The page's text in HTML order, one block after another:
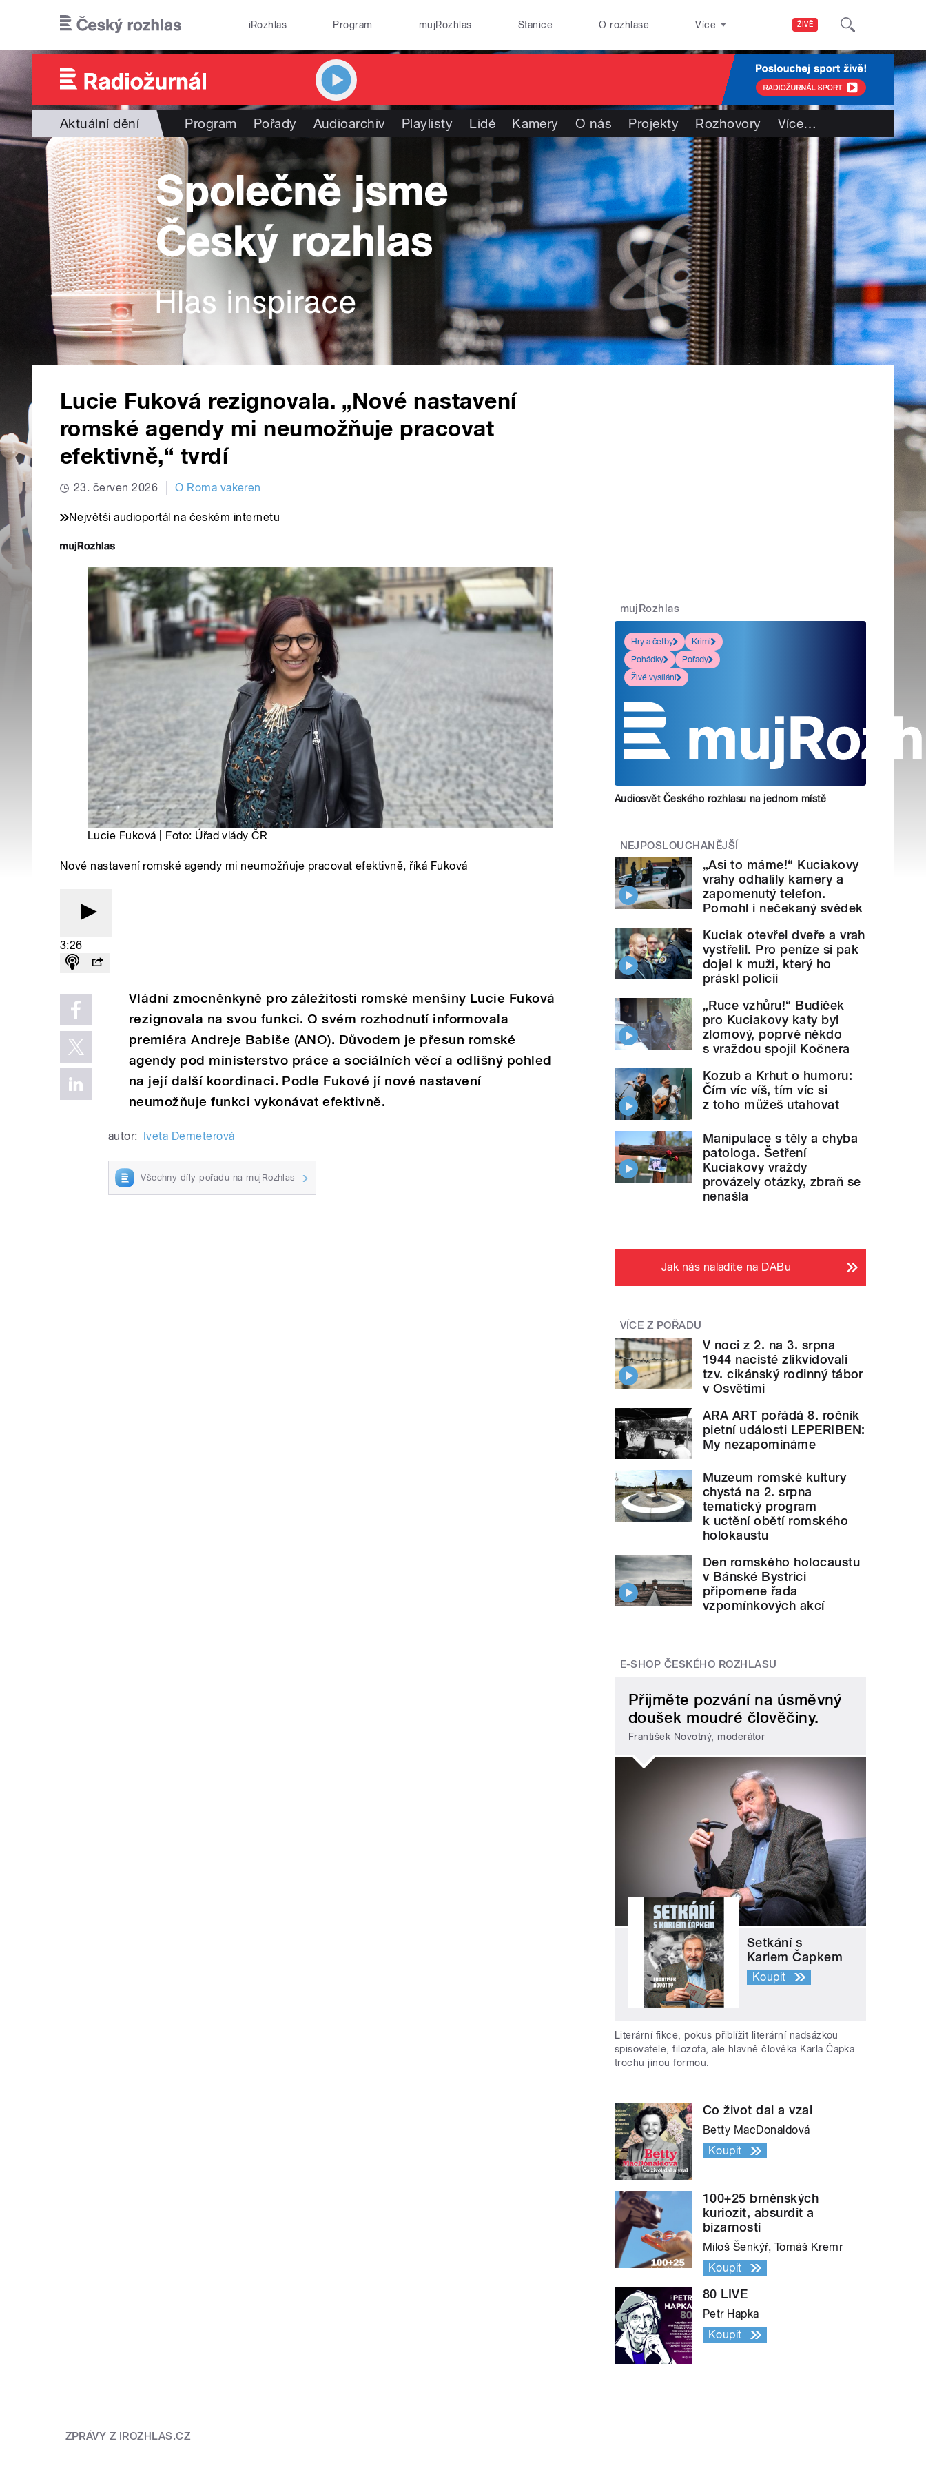
ŽIVĚ
iRozhlas Program mujRozhlas Stanice O rozhlase Více
Aktuální dění Program Pořady Audioarchiv Playlisty Lidé Kamery O nás Projekty Rozhovory Více…
Lucie Fuková rezignovala. „Nové nastavení
romské agendy mi neumožňuje pracovat
efektivně,“ tvrdí
23. červen 2026 O Roma vakeren
Největší audioportál na českém internetu
Lucie Fuková | Foto: Úřad vlády ČR
Nové nastavení romské agendy mi neumožňuje pracovat efektivně, říká Fuková
3:26
Vládní zmocněnkyně pro záležitosti romské menšiny Lucie Fuková
rezignovala na svou funkci. O svém rozhodnutí informovala
premiéra Andreje Babiše (ANO). Důvodem je přesun romské
agendy pod ministerstvo práce a sociálních věcí a odlišný pohled
na její další koordinaci. Podle Fukové jí nové nastavení
neumožňuje funkci vykonávat efektivně.
autor: Iveta Demeterová
Všechny díly pořadu na mujRozhlas
mujRozhlas
Hry a četby
Krimi
Pohádky
Pořady
Živé vysílání
Audiosvět Českého rozhlasu na jednom místě
NEJPOSLOUCHANĚJŠÍ
„Asi to máme!“ Kuciakovy
vrahy odhalily kamery a
zapomenutý telefon.
Pomohl i nečekaný svědek
Kuciak otevřel dveře a vrah
vystřelil. Pro peníze si pak
dojel k muži, který ho
práskl policii
„Ruce vzhůru!“ Budíček
pro Kuciakovy katy byl
zlomový, poprvé někdo
s vraždou spojil Kočnera
Kozub a Krhut o humoru:
Čím víc víš, tím víc si
z toho můžeš utahovat
Manipulace s těly a chyba
patologa. Šetření
Kuciakovy vraždy
provázely otázky, zbraň se
nenašla
Jak nás naladíte na DABu
VÍCE Z POŘADU
V noci z 2. na 3. srpna
1944 nacisté zlikvidovali
tzv. cikánský rodinný tábor
v Osvětimi
ARA ART pořádá 8. ročník
pietní události LEPERIBEN:
My nezapomínáme
Muzeum romské kultury
chystá na 2. srpna
tematický program
k uctění obětí romského
holokaustu
Den romského holocaustu
v Bánské Bystrici
připomene řada
vzpomínkových akcí
E-SHOP ČESKÉHO ROZHLASU
Přijměte pozvání na úsměvný
doušek moudré člověčiny.
František Novotný, moderátor
Setkání s
Karlem Čapkem
Koupit
Literární fikce, pokus přiblížit literární nadsázkou
spisovatele, filozofa, ale hlavně člověka Karla Čapka
trochu jinou formou.
Co život dal a vzal
Betty MacDonaldová
Koupit
100+25 brněnských
kuriozit, absurdit a
bizarností
Miloš Šenkýř, Tomáš Kremr
Koupit
80 LIVE
Petr Hapka
Koupit
ZPRÁVY Z IROZHLAS.CZ